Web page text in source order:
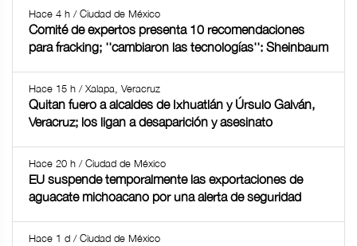
Hace 4 h / Ciudad de México
Comité de expertos presenta 10 recomendaciones
para fracking; ''cambiaron las tecnologías'': Sheinbaum
Hace 15 h / Xalapa, Veracruz
Quitan fuero a alcaldes de Ixhuatlán y Úrsulo Galván,
Veracruz; los ligan a desaparición y asesinato
Hace 20 h / Ciudad de México
EU suspende temporalmente las exportaciones de
aguacate michoacano por una alerta de seguridad
Hace 1 d / Ciudad de México